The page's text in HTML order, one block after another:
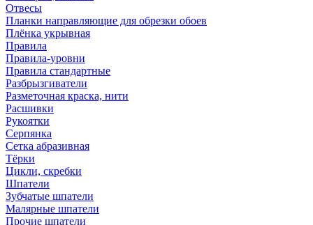
Отвесы
Планки направляющие для обрезки обоев
Плёнка укрывная
Правила
Правила-уровни
Правила стандартные
Разбрызгиватели
Разметочная краска, нити
Расшивки
Рукоятки
Серпянка
Сетка абразивная
Тёрки
Цикли, скребки
Шпатели
Зубчатые шпатели
Малярные шпатели
Прочие шпатели